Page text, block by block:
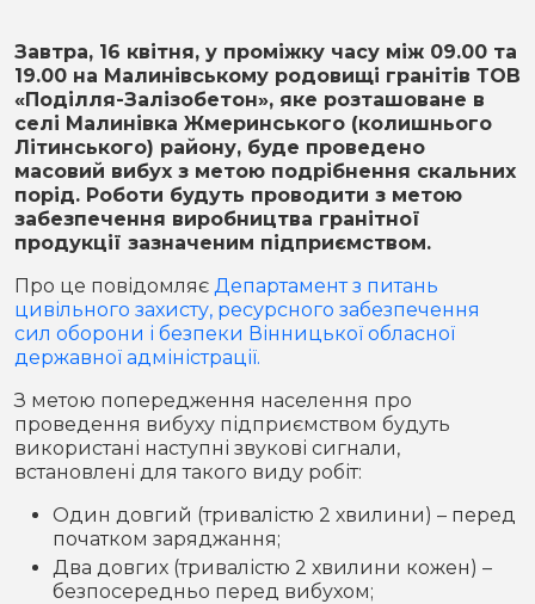
Конфлікти
Партнери
Спорт
Спорт
Футбол
Контакти
Підписатись на нас у Telegram
Завтра, 16 квітня, у проміжку часу між 09.00 та
19.00 на Малинівському родовищі гранітів ТОВ
«Поділля-Залізобетон», яке розташоване в
селі Малинівка Жмеринського (колишнього
Літинського) району, буде проведено
масовий вибух з метою подрібнення скальних
порід. Роботи будуть проводити з метою
забезпечення виробництва гранітної
продукції зазначеним підприємством.
Про це повідомляє Департамент з питань
цивільного захисту, ресурсного забезпечення
сил оборони і безпеки Вінницької обласної
державної адміністрації.
З метою попередження населення про
проведення вибуху підприємством будуть
використані наступні звукові сигнали,
встановлені для такого виду робіт:
Один довгий (тривалістю 2 хвилини) – перед
початком заряджання;
Два довгих (тривалістю 2 хвилини кожен) –
безпосередньо перед вибухом;